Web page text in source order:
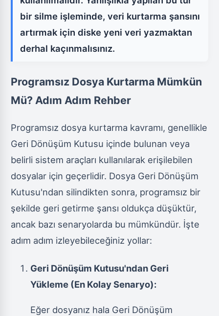
bir silme işleminde, veri kurtarma şansını
artırmak için diske yeni veri yazmaktan
derhal kaçınmalısınız.
Programsız Dosya Kurtarma Mümkün
Mü? Adım Adım Rehber
Programsız dosya kurtarma kavramı, genellikle
Geri Dönüşüm Kutusu içinde bulunan veya
belirli sistem araçları kullanılarak erişilebilen
dosyalar için geçerlidir. Dosya Geri Dönüşüm
Kutusu'ndan silindikten sonra, programsız bir
şekilde geri getirme şansı oldukça düşüktür,
ancak bazı senaryolarda bu mümkündür. İşte
adım adım izleyebileceğiniz yollar:
Geri Dönüşüm Kutusu'ndan Geri
Yükleme (En Kolay Senaryo):
Eğer dosyanız hala Geri Dönüşüm